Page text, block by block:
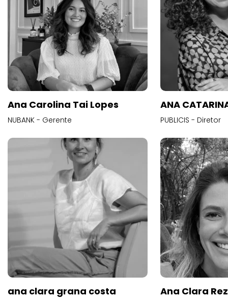
Ana Carolina Tai Lopes
NUBANK - Gerente
ANA
PUBLICIS - Diretor
ana clara grana costa Ana Clara